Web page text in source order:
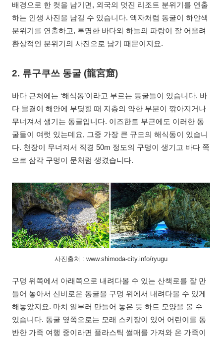
배경으로 한 컷을 남기면, 외국의 멋진 리조트 분위기를 연출
하는 인생 사진을 남길 수 있습니다. 액자처럼 동굴이 하얀색
분위기를 연출하고, 투명한 바다와 하늘의 파랑이 잘 어울려
환상적인 분위기의 사진으로 남기 때문이지요.
2. 류구쿠쓰 동굴 (龍宮窟)
바다 근처에는 ‘해식동’이라고 부르는 동굴들이 있습니다. 바
다 물결이 해안에 부딪힐 때 지층의 약한 부분이 깎아지거나
무너져서 생기는 동굴입니다. 이즈한토 부근에도 이러한 동
굴들이 여럿 있는데요, 그중 가장 큰 규모의 해식동이 있습니
다. 천장이 무너져서 직경 50m 정도의 구멍이 생기고 바다 쪽
으로 삼각 구멍이 문처럼 생겼습니다.
사진출처 : www.shimoda-city.info/ryugu
구멍 위쪽에서 아래쪽으로 내려다볼 수 있는 산책로를 잘 만
들어 놓아서 신비로운 동굴을 구멍 위에서 내려다볼 수 있게
해놓았지요. 마치 일부러 만들어 놓은 듯 하트 모양을 볼 수
있습니다. 동굴 옆쪽으로는 모래 스키장이 있어 어린이를 동
반한 가족 여행 중이라면 플라스틱 썰매를 가져와 온 가족이